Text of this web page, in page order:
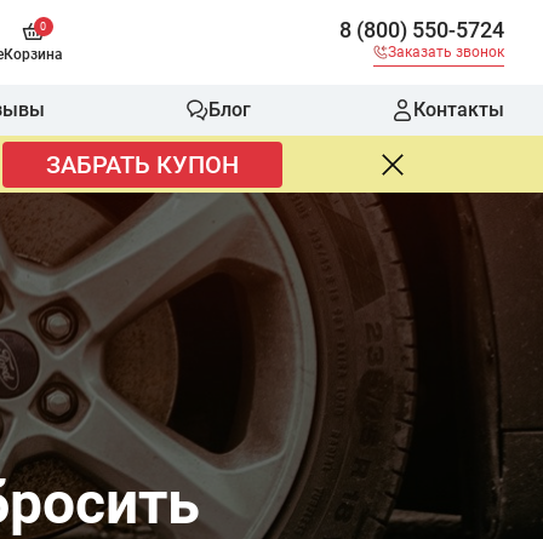
0
Корзина
8 (800) 550-5724
Заказать звонок
Блог Контакты
ЗАБРАТЬ КУПОН